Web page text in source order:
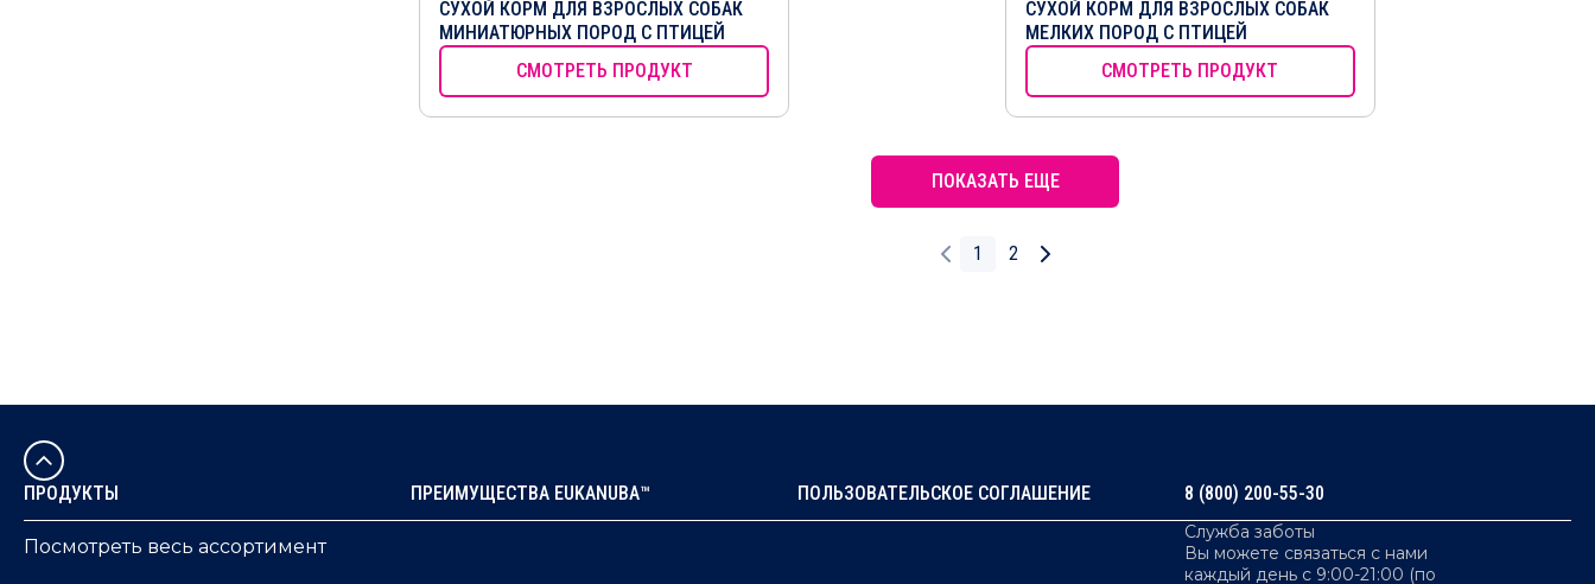
СУХОЙ КОРМ ДЛЯ ВЗРОСЛЫХ СОБАК
МИНИАТЮРНЫХ ПОРОД С ПТИЦЕЙ
СМОТРЕТЬ ПРОДУКТ
СУХОЙ КОРМ ДЛЯ ВЗРОСЛЫХ СОБАК
МЕЛКИХ ПОРОД С ПТИЦЕЙ
СМОТРЕТЬ ПРОДУКТ
ПОКАЗАТЬ ЕЩЕ
1 2
ПРОДУКТЫ
Посмотреть весь ассортимент
ПРЕИМУЩЕСТВА EUKANUBA™ ПОЛЬЗОВАТЕЛЬСКОЕ СОГЛАШЕНИЕ 8 (800) 200-55-30
Служба заботы
Вы можете связаться с нами
каждый день с 9:00-21:00 (по